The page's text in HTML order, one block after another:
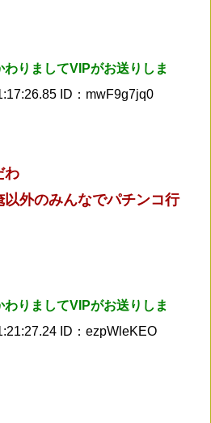
わりましてVIPがお送りしま
ID：mwF9g7jq0
わ
外のみんなでパチンコ行
わりましてVIPがお送りしま
ID：ezpWleKEO